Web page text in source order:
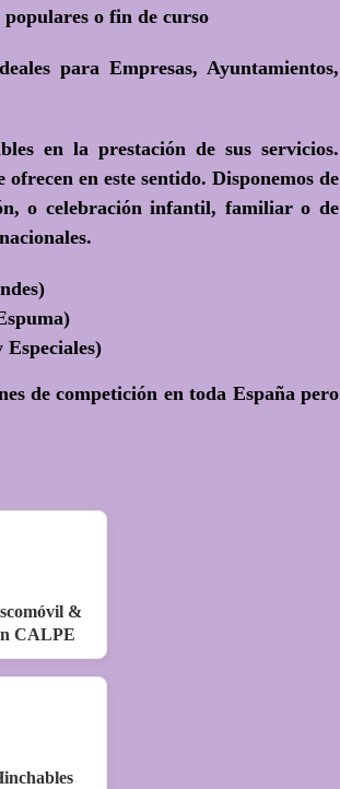
populares o fin de curso
para Empresas, Ayuntamientos,
en la prestación de sus servicios.
en este sentido. Disponemos de
o celebración infantil, familiar o de
Especiales)
de competición en toda España pero
&
CALPE